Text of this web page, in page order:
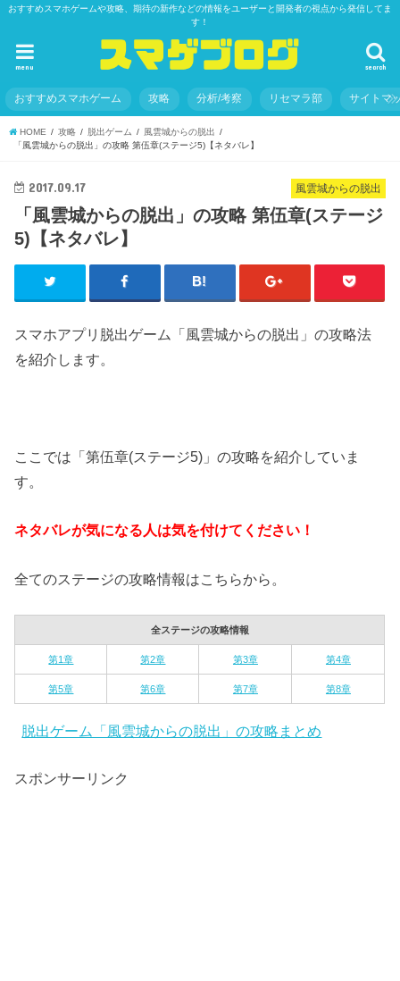
おすすめスマホゲームや攻略、期待の新作などの情報をユーザーと開発者の視点から発信してま
す！
search
menu
おすすめスマホゲーム 攻略 分析/考察 リセマラ部 サイトマ
HOME 攻略 脱出ゲーム
風雲城からの脱出
「風雲城からの脱出」の攻略 第伍章(ステージ5)【ネタバレ】
風雲城からの脱出
2017.09.17
「風雲城からの脱出」の攻略 第伍章(ステージ
5)【ネタバレ】
スマホアプリ脱出ゲーム「風雲城からの脱出」の攻略法
を紹介します。
ここでは「第伍章(ステージ5)」の攻略を紹介していま
す。
ネタバレが気になる人は気を付けてください！
全てのステージの攻略情報はこちらから。
全ステージの攻略情報
第1章 第2章 第3章 第4章
第5章 第6章 第7章 第8章
脱出ゲーム「風雲城からの脱出」の攻略まとめ
スポンサーリンク